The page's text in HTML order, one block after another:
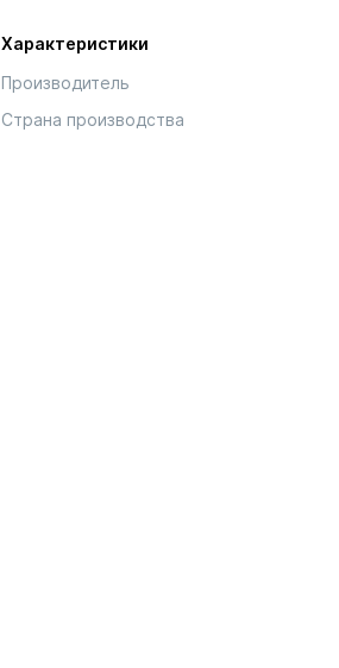
Характеристики
Производитель
Страна производства